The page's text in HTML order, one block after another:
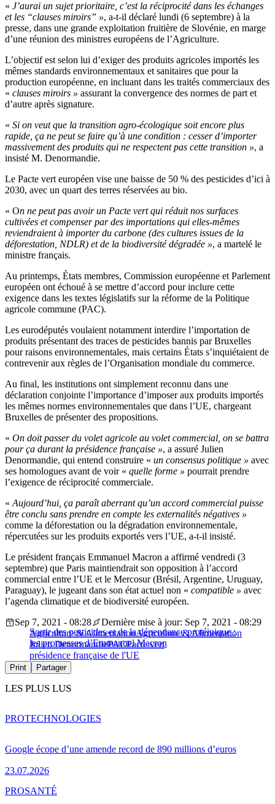
« J’aurai un sujet prioritaire, c’est la réciprocité dans les échanges
et les “clauses miroirs” », a-t-il déclaré lundi (6 septembre) à la
presse, dans une grande exploitation fruitière de Slovénie, en marge
d’une réunion des ministres européens de l’Agriculture.
L’objectif est selon lui d’exiger des produits agricoles importés les
mêmes standards environnementaux et sanitaires que pour la
production européenne, en incluant dans les traités commerciaux des
« clauses miroirs » assurant la convergence des normes de part et
d’autre après signature.
« Si on veut que la transition agro-écologique soit encore plus
rapide, ça ne peut se faire qu’à une condition : cesser d’importer
massivement des produits qui ne respectent pas cette transition », a
insisté M. Denormandie.
Le Pacte vert européen vise une baisse de 50 % des pesticides d’ici à
2030, avec un quart des terres réservées au bio.
« On ne peut pas avoir un Pacte vert qui réduit nos surfaces
cultivées et compenser par des importations qui elles-mêmes
reviendraient à importer du carbone (des cultures issues de la
déforestation, NDLR) et de la biodiversité dégradée », a martelé le
ministre français.
Au printemps, États membres, Commission européenne et Parlement
européen ont échoué à se mettre d’accord pour inclure cette
exigence dans les textes législatifs sur la réforme de la Politique
agricole commune (PAC).
Les eurodéputés voulaient notamment interdire l’importation de
produits présentant des traces de pesticides bannis par Bruxelles
pour raisons environnementales, mais certains États s’inquiétaient de
contrevenir aux règles de l’Organisation mondiale du commerce.
Au final, les institutions ont simplement reconnu dans une
déclaration conjointe l’importance d’imposer aux produits importés
les mêmes normes environnementales que dans l’UE, chargeant
Bruxelles de présenter des propositions.
« On doit passer du volet agricole au volet commercial, on se battra
pour ça durant la présidence française », a assuré Julien
Denormandie, qui entend construire « un consensus politique » avec
ses homologues avant de voir « quelle forme » pourrait prendre
l’exigence de réciprocité commerciale.
« Aujourd’hui, ça paraît aberrant qu’un accord commercial puisse
être conclu sans prendre en compte les externalités négatives »
comme la déforestation ou la dégradation environnementale,
répercutées sur les produits exportés vers l’UE, a-t-il insisté.
Le président français Emmanuel Macron a affirmé vendredi (3
septembre) que Paris maintiendrait son opposition à l’accord
commercial entre l’UE et le Mercosur (Brésil, Argentine, Uruguay,
Paraguay), le jugeant dans son état actuel non « compatible » avec
l’agenda climatique et de biodiversité européen.
Sortir des pesticides et de la dépendance protéinique :
les promesses d’Emmanuel Macron
Sep 7, 2021 - 08:28
Dernière mise à jour: Sep 7, 2021 - 08:29
Agriculture & AlimentationAgriculture & Alimentation
Julien DenormandiePACPacte vert
présidence française de l'UE
Print Partager
LES PLUS LUS
Google écope d’une amende record de 890 millions d’euros
23.07.2026
PROTECHNOLOGIES
PROSANTÉ